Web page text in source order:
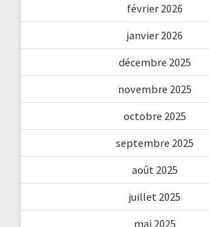
février 2026
janvier 2026
décembre 2025
novembre 2025
octobre 2025
septembre 2025
août 2025
juillet 2025
mai 2025